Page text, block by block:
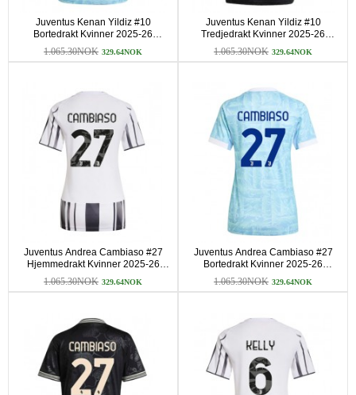
Juventus Kenan Yildiz #10
Bortedrakt Kvinner 2025-26
Kortermet
1.065.30NOK 329.64NOK
Juventus Kenan Yildiz #10
Tredjedrakt Kvinner 2025-26
Kortermet
1.065.30NOK 329.64NOK
Juventus Andrea Cambiaso #27
Hjemmedrakt Kvinner 2025-26
Kortermet
1.065.30NOK 329.64NOK
Juventus Andrea Cambiaso #27
Bortedrakt Kvinner 2025-26
Kortermet
1.065.30NOK 329.64NOK